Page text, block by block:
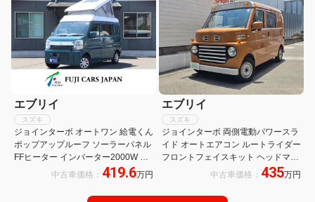
蔵庫 サッシ式網戸 遮光カーテン
エブリイ
スズキ
ジョインターボ オートワン 給電くん
ポップアップルーフ ソーラーパネル
FFヒーター インバーター2000W 外
部電源 12V電子レンジ ドライブレコ
ナー キャンピングカー 軽キャン
中古車価格： 419.6万円
エブリイ
スズキ
ジョインターボ 両側電動パワースラ
イド オートエアコン ルートライダー
フロントフェイスキット ヘッドマー
ク リアキット リアゲートパネル ク
ットキット ドリンクホルダー付専用
中古車価格： 435万円